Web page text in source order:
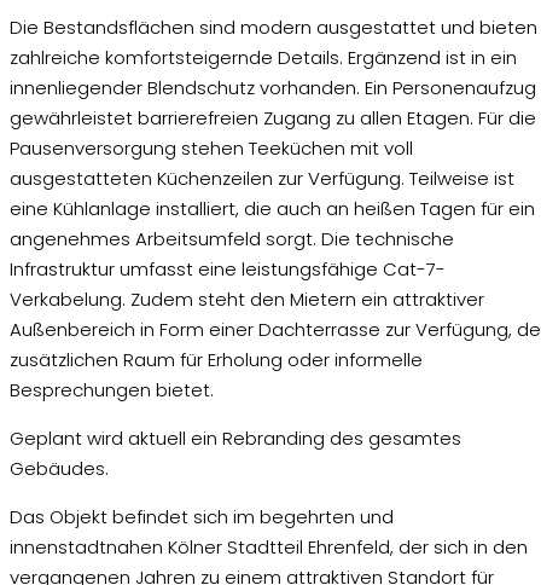
Die Bestandsflächen sind modern ausgestattet und bieten
zahlreiche komfortsteigernde Details. Ergänzend ist in ein
innenliegender Blendschutz vorhanden. Ein Personenaufzug
gewährleistet barrierefreien Zugang zu allen Etagen. Für die
Pausenversorgung stehen Teeküchen mit voll
ausgestatteten Küchenzeilen zur Verfügung. Teilweise ist
eine Kühlanlage installiert, die auch an heißen Tagen für ein
angenehmes Arbeitsumfeld sorgt. Die technische
Infrastruktur umfasst eine leistungsfähige Cat-7-
Verkabelung. Zudem steht den Mietern ein attraktiver
Außenbereich in Form einer Dachterrasse zur Verfügung,
zusätzlichen Raum für Erholung oder informelle
Besprechungen bietet.
Geplant wird aktuell ein Rebranding des gesamtes
Gebäudes.
Das Objekt befindet sich im begehrten und
innenstadtnahen Kölner Stadtteil Ehrenfeld, der sich in den
vergangenen Jahren zu einem attraktiven Standort für